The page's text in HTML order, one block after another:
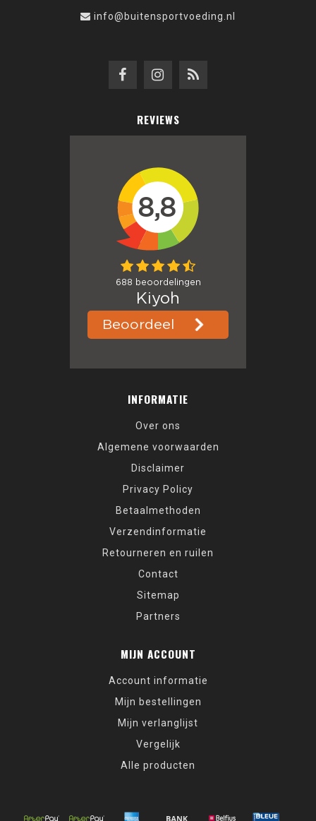
info@buitensportvoeding.nl
REVIEWS
INFORMATIE
Over ons
Algemene voorwaarden
Disclaimer
Privacy Policy
Betaalmethoden
Verzendinformatie
Retourneren en ruilen
Contact
Sitemap
Partners
MIJN ACCOUNT
Account informatie
Mijn bestellingen
Mijn verlanglijst
Vergelijk
Alle producten